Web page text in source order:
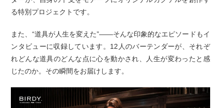
る特別プロジェクトです。
また、“道具が人生を変えた”——そんな印象的なエピソードもイ
ンタビューに収録しています。12人のバーテンダーが、それぞ
れどんな道具のどんな点に心を動かされ、人生が変わったと感
じたのか。その瞬間をお届けします。